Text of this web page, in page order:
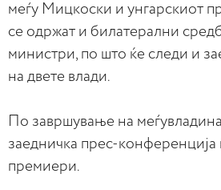
меѓу Мицкоски и унгарскиот
се одржат и билатерални
министри, по што ќе следи и
на двете влади.
По завршување на
заедничка прес-конференција
премиери.